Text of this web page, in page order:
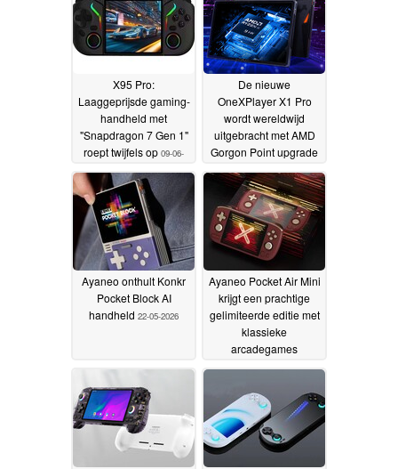
X95 Pro:
Laaggeprijsde gaming-
handheld met
"Snapdragon 7 Gen 1"
roept twijfels op 09-06-
2026
De nieuwe
OneXPlayer X1 Pro
wordt wereldwijd
uitgebracht met AMD
Gorgon Point upgrade
en OCuLink22-05-2026
Ayaneo onthult Konkr
Pocket Block AI
handheld 22-05-2026
Ayaneo Pocket Air Mini
krijgt een prachtige
gelimiteerde editie met
klassieke
arcadegames
voorgeïnstalleerd22-05-